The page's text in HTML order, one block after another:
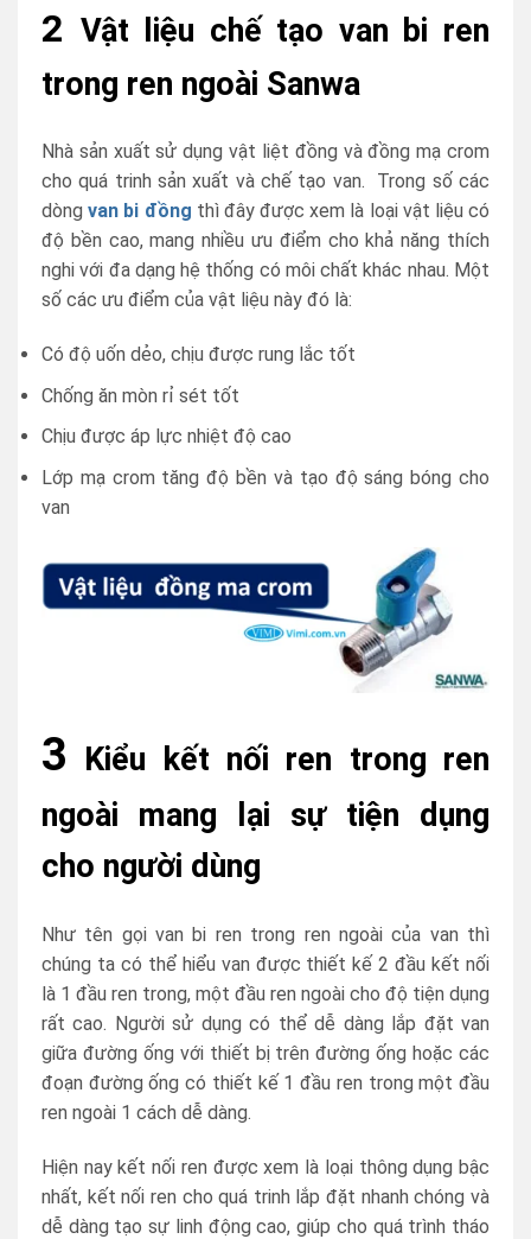
2 Vật liệu chế tạo van bi ren
trong ren ngoài Sanwa
Nhà sản xuất sử dụng vật liệt đồng và đồng mạ crom
cho quá trinh sản xuất và chế tạo van. Trong số các
dòngvan bi đồng thì đây được xem là loại vật liệu có
độ bền cao, mang nhiều ưu điểm cho khả năng thích
nghi với đa dạng hệ thống có môi chất khác nhau. Một
số các ưu điểm của vật liệu này đó là:
Có độ uốn dẻo, chịu được rung lắc tốt
Chống ăn mòn rỉ sét tốt
Chịu được áp lực nhiệt độ cao
Lớp mạ crom tăng độ bền và tạo độ sáng bóng cho
van
3 Kiểu kết nối ren trong ren
ngoài mang lại sự tiện dụng
cho người dùng
Như tên gọi van bi ren trong ren ngoài của van thì
chúng ta có thể hiểu van được thiết kế 2 đầu kết nối
là 1 đầu ren trong, một đầu ren ngoài cho độ tiện dụng
rất cao. Người sử dụng có thể dễ dàng lắp đặt van
giữa đường ống với thiết bị trên đường ống hoặc các
đoạn đường ống có thiết kế 1 đầu ren trong một đầu
ren ngoài 1 cách dễ dàng.
Hiện nay kết nối ren được xem là loại thông dụng bậc
nhất, kết nối ren cho quá trinh lắp đặt nhanh chóng và
dễ dàng tạo sự linh động cao, giúp cho quá trình tháo